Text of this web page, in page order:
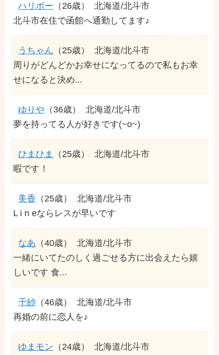
ハリボー （26歳）
北海道/北斗市
北斗市在住で函館へ通勤してます♪
うちゃん （25歳）
北海道/北斗市
周りがどんどかお幸せになってるので私もお幸
せになると決め...
ゆりや （36歳）
北海道/北斗市
夢を持ってる人が好きです(~o~)
ひまひま （25歳）
北海道/北斗市
暇です！
美香 （25歳）
北海道/北斗市
L i n eならレスが早いです
なあ （40歳）
北海道/北斗市
一緒にいてたのしく過ごせる方に出会えたら嬉
しいです 食...
千紗 （46歳）
北海道/北斗市
再婚の前に恋人を♪
ゆまモン （24歳） 北海道/北斗市